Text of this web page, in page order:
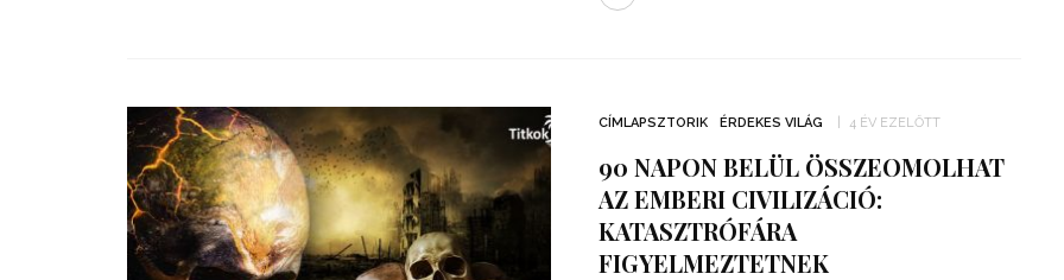
CÍMLAPSZTORIK ÉRDEKES VILÁG 4 ÉV EZELŐTT
90 NAPON BELÜL ÖSSZEOMOLHAT
AZ EMBERI CIVILIZÁCIÓ:
KATASZTRÓFÁRA
FIGYELMEZTETNEK